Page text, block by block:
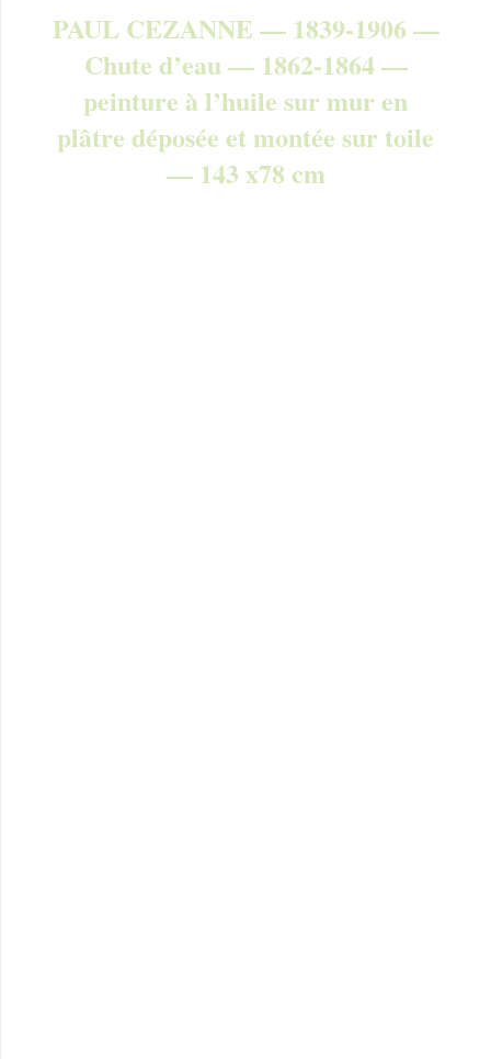
PAUL CEZANNE — 1839-1906 —
Chute d’eau — 1862-1864 —
peinture à l’huile sur mur en
plâtre déposée et montée sur toile
— 143 x78 cm